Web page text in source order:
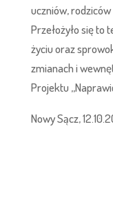
uczniów,
Przełożyło się to
życiu oraz
zmianach i
Projektu
Nowy Sącz,